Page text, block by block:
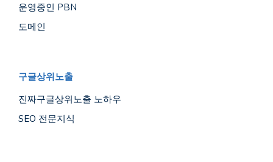
운영중인 PBN
도메인
구글상위노출
진짜구글상위노출 노하우
SEO 전문지식